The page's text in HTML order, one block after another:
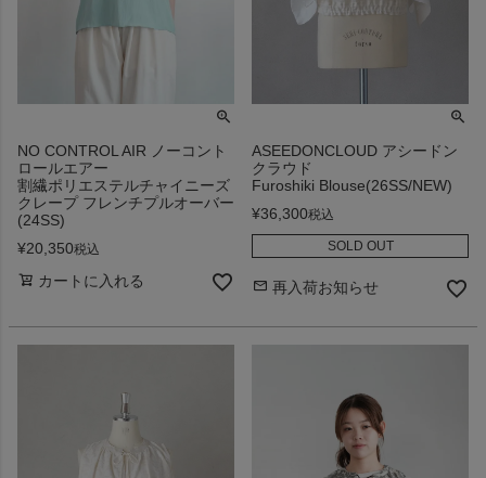
NO CONTROL AIR ノーコント
ロールエアー
割繊ポリエステルチャイニーズ
クレープ フレンチプルオーバー
(24SS)
¥20,350税込
カートに入れる
ASEEDONCLOUD アシードン
クラウド
Furoshiki Blouse(26SS/NEW)
¥36,300税込
SOLD OUT
再入荷お知らせ